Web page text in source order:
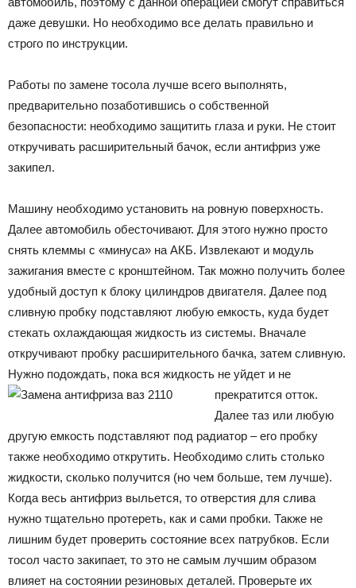
даже девушки. Но необходимо все делать правильно и
строго по инструкции.
Работы по замене тосола лучше всего выполнять,
предварительно позаботившись о собственной
безопасности: необходимо защитить глаза и руки. Не стоит
откручивать расширительный бачок, если антифриз уже
закипел.
Машину необходимо установить на ровную поверхность.
Далее автомобиль обесточивают. Для этого нужно просто
снять клеммы с «минуса» на АКБ. Извлекают и модуль
зажигания вместе с кронштейном. Так можно получить более
удобный доступ к блоку цилиндров двигателя. Далее под
сливную пробку подставляют любую емкость, куда будет
стекать охлаждающая жидкость из системы. Вначале
откручивают пробку расширительного бачка, затем сливную.
Нужно подождать, пока вся жидкость не уйдет и не
прекратится отток.
Далее таз или любую
другую емкость подставляют под радиатор – его пробку
также необходимо открутить. Необходимо слить столько
жидкости, сколько получится (но чем больше, тем лучше).
Когда весь антифриз выльется, то отверстия для слива
нужно тщательно протереть, как и сами пробки. Также не
лишним будет проверить состояние всех патрубков. Если
тосол часто закипает, то это не самым лучшим образом
влияет на состоянии резиновых деталей. Проверьте их